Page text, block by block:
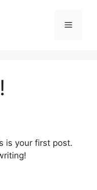
Menu
is your first post.